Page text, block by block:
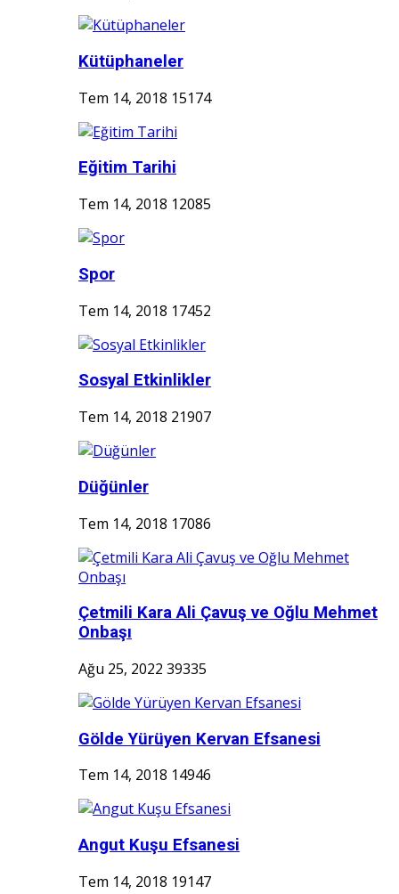
Kütüphaneler
Tem 14, 2018 15174
Eğitim Tarihi
Tem 14, 2018 12085
Spor
Tem 14, 2018 17452
Sosyal Etkinlikler
Tem 14, 2018 21907
Düğünler
Tem 14, 2018 17086
Çetmili Kara Ali Çavuş ve Oğlu Mehmet
Onbaşı
Ağu 25, 2022 39335
Gölde Yürüyen Kervan Efsanesi
Tem 14, 2018 14946
Angut Kuşu Efsanesi
Tem 14, 2018 19147